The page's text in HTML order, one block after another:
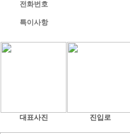
전화번호
특이사항
대표사진 진입로